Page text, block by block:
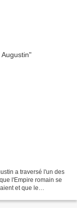
a traversé l'un des
l'Empire romain se
et que le